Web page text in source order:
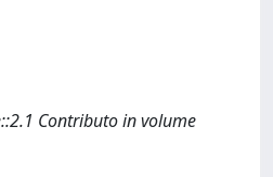
Contributo in volume